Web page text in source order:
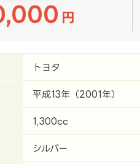
円
トヨタ
平成13年（2001年）
1,300cc
シルバー